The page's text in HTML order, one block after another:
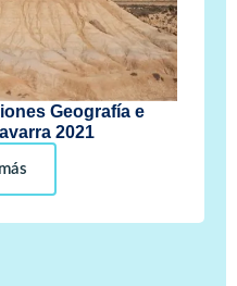
Geografía e
2021